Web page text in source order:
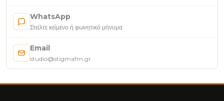
WhatsApp
Στείλτε κείμενο ή φωνητικό μήνυμα
Email
studio@stigmafm.gr